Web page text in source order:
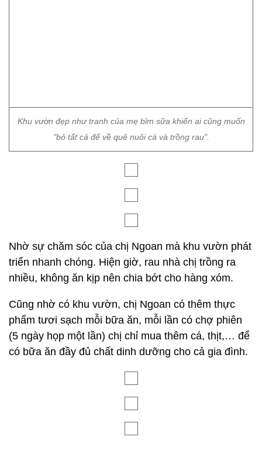
Khu vườn đẹp như tranh của mẹ bỉm sữa khiến ai cũng muốn
"bỏ tất cả để về quê nuôi cá và trồng rau".
Nhờ sự chăm sóc của chị Ngoan mà khu vườn phát
triển nhanh chóng. Hiện giờ, rau nhà chị trồng ra
nhiều, không ăn kịp nên chia bớt cho hàng xóm.
Cũng nhờ có khu vườn, chị Ngoan có thêm thực
phẩm tươi sạch mỗi bữa ăn, mỗi lần có chợ phiên
(5 ngày họp một lần) chị chỉ mua thêm cá, thịt,… để
có bữa ăn đầy đủ chất dinh dưỡng cho cả gia đình.